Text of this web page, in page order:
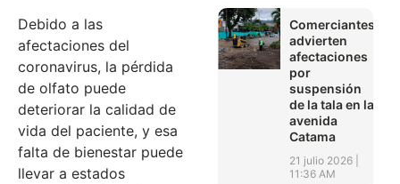
Debido a las
afectaciones del
coronavirus, la pérdida
de olfato puede
deteriorar la calidad de
vida del paciente, y esa
falta de bienestar puede
llevar a estados
Comerciantes
advierten
afectaciones
por
suspensión
de la tala en la
avenida
Catama
21 julio 2026
11:36 AM